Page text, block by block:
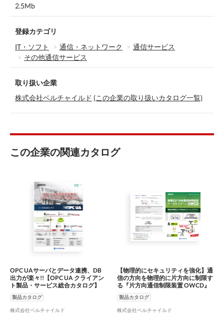
2.5Mb
登録カテゴリ
IT・ソフト
通信・ネットワーク
通信サービス
その他通信サービス
取り扱い企業
株式会社ベルチャイルド (この企業の取り扱いカタログ一覧)
この企業の関連カタログ
OPC UAサーバとデータ連携、DB
出力が楽々!!【OPC UA クライアン
ト製品・サービス総合カタログ】
製品カタログ
株式会社ベルチャイルド
【物理的にセキュリティを強化】通
信の方向を物理的に片方向に制限す
る『片方向通信制限装置 OWCD』
製品カタログ
株式会社ベルチャイルド